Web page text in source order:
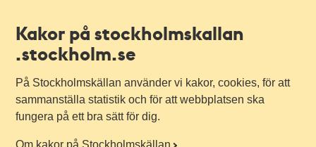
Kakor på stockholmskallan
.stockholm.se
På Stockholmskällan använder vi kakor, cookies, för att
sammanställa statistik och för att webbplatsen ska
fungera på ett bra sätt för dig.
Om kakor på Stockholmskällan